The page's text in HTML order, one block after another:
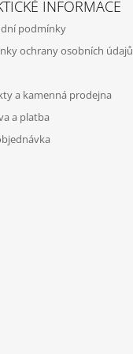
INFORMACE
podmínky
ochrany osobních údajů
a kamenná prodejna
a platba